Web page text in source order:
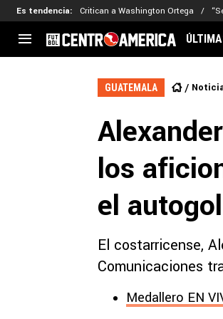
Es tendencia: Critican a Washington Ortega
CENTROAMÉRICA
CONCACAF
Liga de
Copa de
MLS
GUATEMALA
los
el
El costarricense,
Comunicaciones
Medallero EN